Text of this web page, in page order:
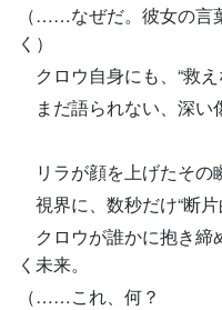
（……なぜだ。彼女の言
く）
クロウ自身にも、“救え
まだ語られない、深い
リラが顔を上げたそ
視界に、数秒だけ“断片
クロウが誰かに抱き締
く未来。
（……これ、何？